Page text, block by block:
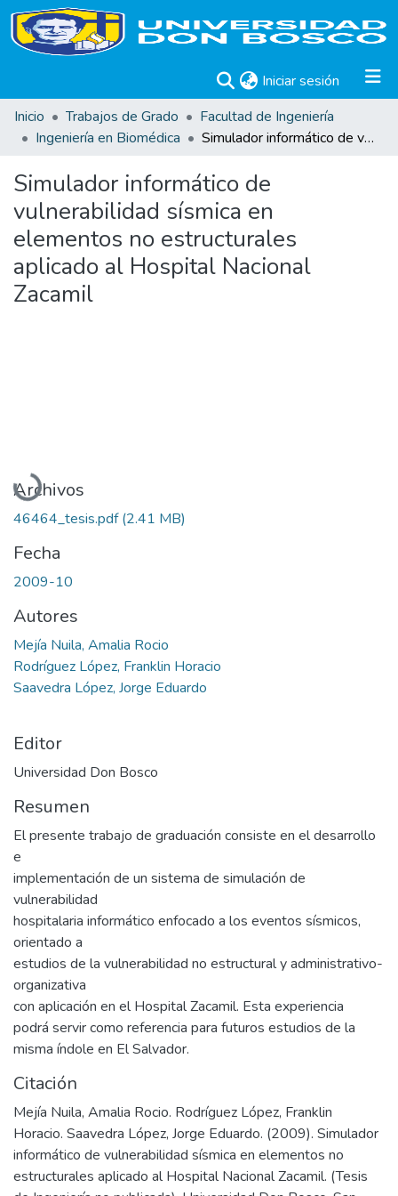
Iniciar sesión (current)
Inicio
Trabajos de Grado
Facultad de Ingeniería
Ingeniería en Biomédica
Simulador informático de vulnerabilidad sísmica en elementos no estructurales aplicado al Hospital Nacional Zacamil
Simulador informático de
vulnerabilidad sísmica en
elementos no estructurales
aplicado al Hospital Nacional
Zacamil
Cargando...
Archivos
46464_tesis.pdf(2.41 MB)
Fecha
2009-10
Autores
Mejía Nuila, Amalia Rocio
Rodríguez López, Franklin Horacio
Saavedra López, Jorge Eduardo
Editor
Universidad Don Bosco
Resumen
El presente trabajo de graduación consiste en el desarrollo
e
implementación de un sistema de simulación de
vulnerabilidad
hospitalaria informático enfocado a los eventos sísmicos,
orientado a
estudios de la vulnerabilidad no estructural y administrativo-
organizativa
con aplicación en el Hospital Zacamil. Esta experiencia
podrá servir como referencia para futuros estudios de la
misma índole en El Salvador.
Citación
Mejía Nuila, Amalia Rocio. Rodríguez López, Franklin
Horacio. Saavedra López, Jorge Eduardo. (2009). Simulador
informático de vulnerabilidad sísmica en elementos no
estructurales aplicado al Hospital Nacional Zacamil. (Tesis